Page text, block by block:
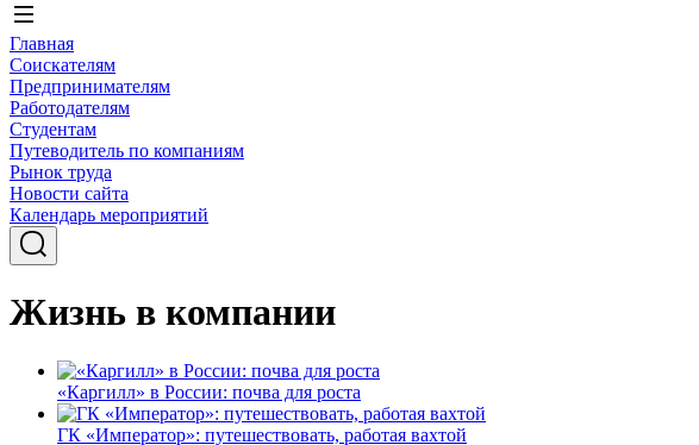
Главная
Соискателям
Предпринимателям
Работодателям
Студентам
Путеводитель по компаниям
Рынок труда
Новости сайта
Календарь мероприятий
Жизнь в компании
«Каргилл» в России: почва для роста
ГК «Император»: путешествовать, работая вахтой